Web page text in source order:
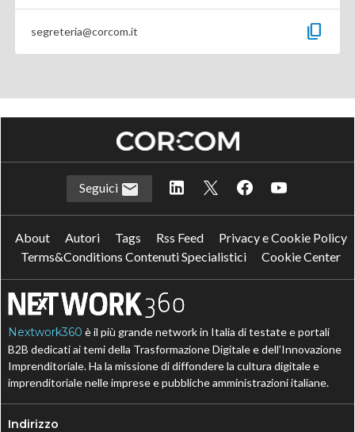
segreteria@corcom.it content_copy
Seguici
About Autori Tags Rss Feed
Privacy e Cookie Policy
Terms&Conditions Contenuti Specialistici
Cookie Center
Nextwork360 è il più grande network in Italia di testate e portali
B2B dedicati ai temi della Trasformazione Digitale e dell’Innovazione
Imprenditoriale. Ha la missione di diffondere la cultura digitale e
imprenditoriale nelle imprese e pubbliche amministrazioni italiane.
Indirizzo